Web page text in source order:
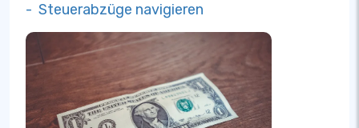
- Steuerabzüge navigieren